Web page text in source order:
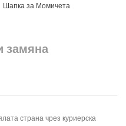
Шапка за Момичета
замяна
страна чрез куриерска